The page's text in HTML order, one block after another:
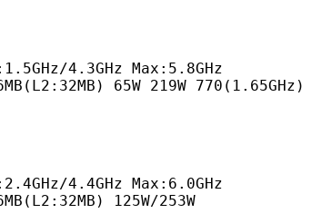
4.3GHz Max:5.8GHz
65W 219W 770(1.65GHz)
4.4GHz Max:6.0GHz
125W/253W